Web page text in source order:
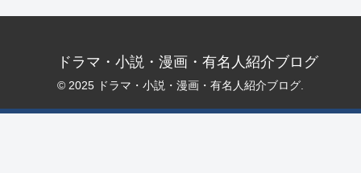
ドラマ・小説・漫画・有名人紹介ブログ
© 2025 ドラマ・小説・漫画・有名人紹介ブログ.